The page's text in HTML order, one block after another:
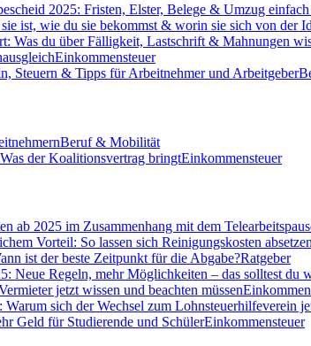
2025: Fristen, Elster, Belege & Umzug
ist, wie du sie bekommst & worin sie sich von der
Was du über Fälligkeit, Lastschrift & Mahnungen
Einkommensteuer
Steuern & Tipps für Arbeitnehmer und Arbeitgeber
Beruf & Mobilität
der Koalitionsvertrag bringtEinkommensteuer
ab 2025 im Zusammenhang mit dem
Vorteil: So lassen sich Reinigungskosten absetzen
ist der beste Zeitpunkt für die Abgabe?Ratgeber
Neue Regeln, mehr Möglichkeiten – das solltest du
jetzt wissen und beachten müssen
Warum sich der Wechsel zum Lohnsteuerhilfeverein
Geld für Studierende und SchülerEinkommensteuer